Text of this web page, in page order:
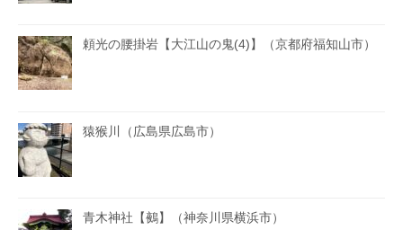
頼光の腰掛岩【大江山の鬼(4)】（京都府福知山市）
猿猴川（広島県広島市）
青木神社【鵺】（神奈川県横浜市）